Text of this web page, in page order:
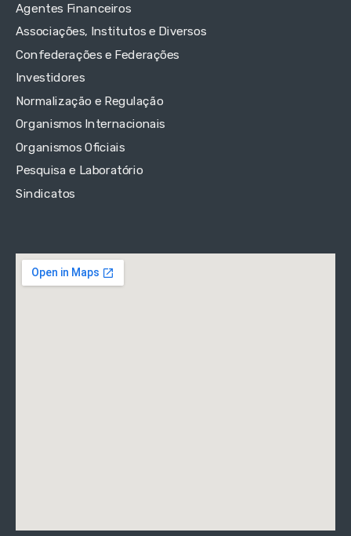
Agentes Financeiros
Associações, Institutos e Diversos
Confederações e Federações
Investidores
Normalização e Regulação
Organismos Internacionais
Organismos Oficiais
Pesquisa e Laboratório
Sindicatos